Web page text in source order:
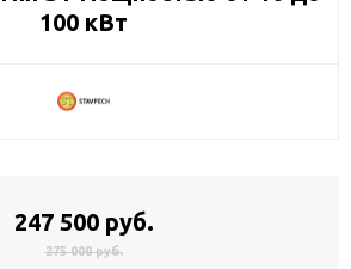
100 кВт
247 500 руб.
275 000 руб.